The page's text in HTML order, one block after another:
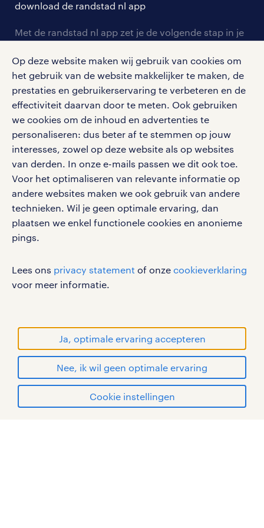
Op deze website maken wij gebruik van cookies om
het gebruik van de website makkelijker te maken, de
prestaties en gebruikerservaring te verbeteren en de
effectiviteit daarvan door te meten. Ook gebruiken
we cookies om de inhoud en advertenties te
personaliseren: dus beter af te stemmen op jouw
interesses, zowel op deze website als op websites
van derden. In onze e-mails passen we dit ook toe.
Voor het optimaliseren van relevante informatie op
andere websites maken we ook gebruik van andere
technieken. Wil je geen optimale ervaring, dan
plaatsen we enkel functionele cookies en anonieme
pings.
Lees ons privacy statement of onze cookieverklaring
voor meer informatie.
Ja, optimale ervaring accepteren
Nee, ik wil geen optimale ervaring
Cookie instellingen
solliciteren
tarieven
personeel gezocht
aanmelden nieuwsbrief
salarischecker
bruto-netto calculator
onze vestigingen
pers
klachten en misstanden
download de randstad nl app
Met de randstad nl app zet je de volgende stap in je
en ontvang berichten van je intercedent.
Eenvoudig, snel en overal.
apple app store
google play store
social media
Volg ons voor de leukste content omtrent
vacatures, solliciteren en inspiratie.
werken bij randstad
disclaimer
RANDSTAD, HUMAN FORWARD en SHAPING THE